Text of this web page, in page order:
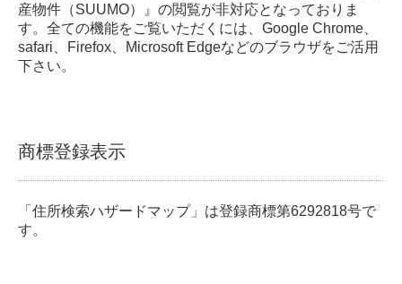
産物件（SUUMO）』の閲覧が非対応となっておりま
す。全ての機能をご覧いただくには、Google Chrome、
safari、Firefox、Microsoft Edgeなどのブラウザをご活用
下さい。
商標登録表示
「住所検索ハザードマップ」は登録商標第6292818号で
す。